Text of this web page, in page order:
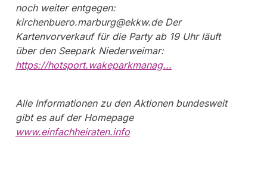
noch weiter entgegen:
kirchenbuero.marburg@ekkw.de Der
Kartenvorverkauf für die Party ab 19 Uhr läuft
über den Seepark Niederweimar:
https://hotsport.wakeparkmanag...
Alle Informationen zu den Aktionen bundesweit
gibt es auf der Homepage
www.einfachheiraten.info